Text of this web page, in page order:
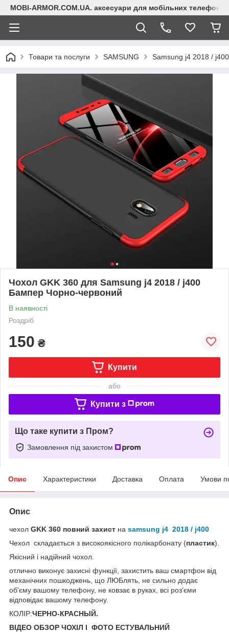
MOBI-ARMOR.COM.UA. аксесуари для мобільних телефонів
Товари та послуги SAMSUNG Samsung j4 2018 / j400
Чохол GKK 360 для Samsung j4 2018 / j400
Бампер Чорно-червоний
В наявності
Роздріб
150 ₴
Купити
або
Купити з
Що таке купити з Пром?
Замовлення під захистом
Опис Характеристики Доставка Оплата Умови
Опис
чехол GKK 360 повний захист на samsung j4 2018 / j400
Чехол складається з високоякісного полікарбонату (пластик).
Якісний і надійний чохол.
отлично виконує захисні функції, захистить ваш смартфон від
механічних пошкоджень, що ЛЮБлять, не сильно додає
об'єму вашому телефону, не ковзає в руках, всі роз'єми
відповідає вашому телефону.
КОЛІР:ЧЕРНО-КРАСНЫЙ.
ВІДЕО ОБЗОР ЧОХІЛ І ФОТО ЕСТУВАЛЬНИЙ